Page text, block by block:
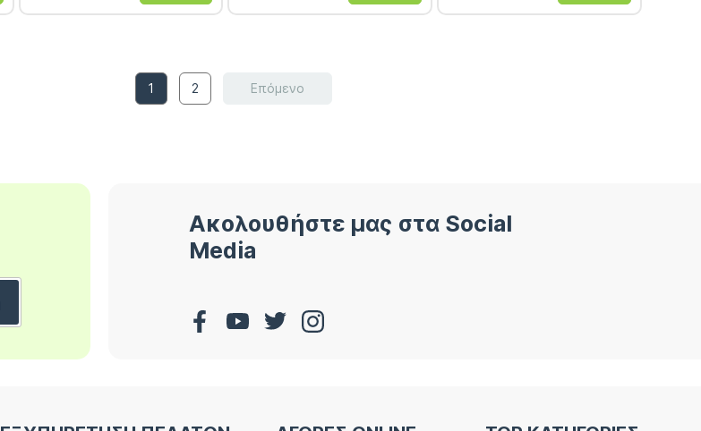
1 2 Επόμενο
Ακολουθήστε μας στα Social
Media